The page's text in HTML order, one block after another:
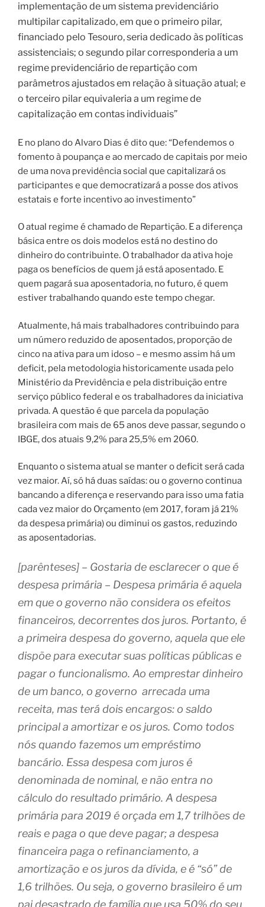
implementação de um sistema previdenciário
multipilar capitalizado, em que o primeiro pilar,
financiado pelo Tesouro, seria dedicado às políticas
assistenciais; o segundo pilar corresponderia a um
regime previdenciário de repartição com
parâmetros ajustados em relação à situação atual; e
o terceiro pilar equivaleria a um regime de
capitalização em contas individuais”
E no plano do Alvaro Dias é dito que: “Defendemos o
fomento à poupança e ao mercado de capitais por meio
de uma nova previdência social que capitalizará os
participantes e que democratizará a posse dos ativos
estatais e forte incentivo ao investimento”
O atual regime é chamado de Repartição. E a diferença
básica entre os dois modelos está no destino do
dinheiro do contribuinte. O trabalhador da ativa hoje
paga os benefícios de quem já está aposentado. E
quem pagará sua aposentadoria, no futuro, é quem
estiver trabalhando quando este tempo chegar.
Atualmente, há mais trabalhadores contribuindo para
um número reduzido de aposentados, proporção de
cinco na ativa para um idoso – e mesmo assim há um
deficit, pela metodologia historicamente usada pelo
Ministério da Previdência e pela distribuição entre
serviço público federal e os trabalhadores da iniciativa
privada. A questão é que parcela da população
brasileira com mais de 65 anos deve passar, segundo o
IBGE, dos atuais 9,2% para 25,5% em 2060.
Enquanto o sistema atual se manter o deficit será cada
vez maior. Aí, só há duas saídas: ou o governo continua
bancando a diferença e reservando para isso uma fatia
cada vez maior do Orçamento (em 2017, foram já 21%
da despesa primária) ou diminui os gastos, reduzindo
as aposentadorias.
[parênteses] – Gostaria de esclarecer o que é
despesa primária – Despesa primária é aquela
em que o governo não considera os efeitos
financeiros, decorrentes dos juros. Portanto, é
a primeira despesa do governo, aquela que ele
dispõe para executar suas políticas públicas e
pagar o funcionalismo. Ao emprestar dinheiro
de um banco, o governo arrecada uma
receita, mas terá dois encargos: o saldo
principal a amortizar e os juros. Como todos
nós quando fazemos um empréstimo
bancário. Essa despesa com juros é
denominada de nominal, e não entra no
cálculo do resultado primário. A despesa
primária para 2019 é orçada em 1,7 trilhões de
reais e paga o que deve pagar; a despesa
financeira paga o refinanciamento, a
amortização e os juros da dívida, e é “só” de
1,6 trilhões. Ou seja, o governo brasileiro é um
pai desastrado de família que usa 50% do seu